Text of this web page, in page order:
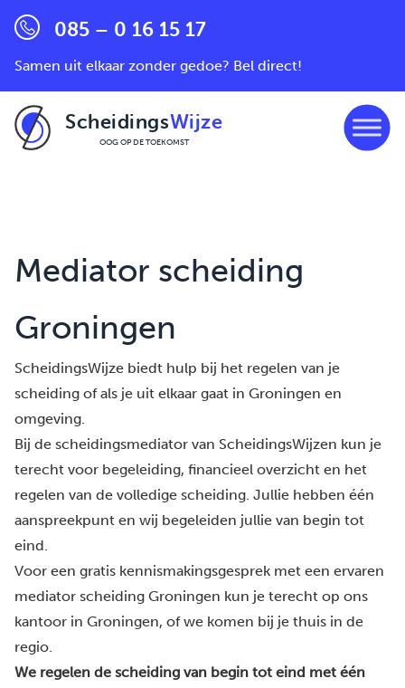
085 – 0 16 15 17
Samen uit elkaar zonder gedoe? Bel direct!
ScheidingsWijze
OOG OP DE TOEKOMST
Mediator scheiding
Groningen
ScheidingsWijze biedt hulp bij het regelen van je
scheiding of als je uit elkaar gaat in Groningen en
omgeving.
Bij de scheidingsmediator van ScheidingsWijzen kun je
terecht voor begeleiding, financieel overzicht en het
regelen van de volledige scheiding. Jullie hebben één
aanspreekpunt en wij begeleiden jullie van begin tot
eind.
Voor een gratis kennismakingsgesprek met een ervaren
mediator scheiding Groningen kun je terecht op ons
kantoor in Groningen, of we komen bij je thuis in de
regio.
We regelen de scheiding van begin tot eind met één